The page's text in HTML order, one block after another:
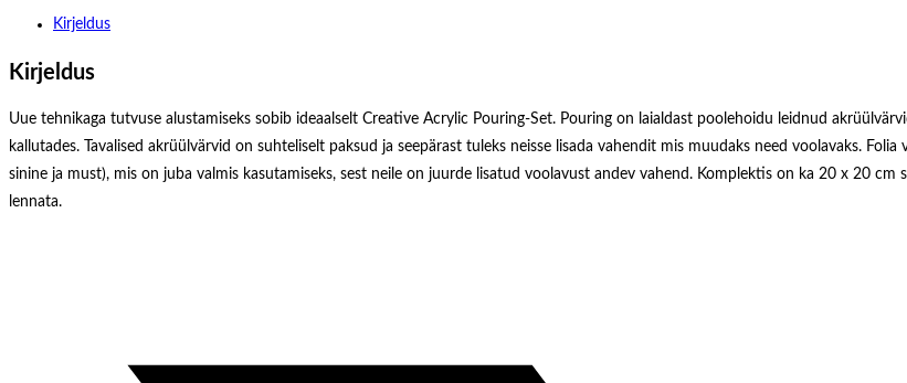
Värvid
Kirjeldus
Kirjeldus
Uue tehnikaga tutvuse alustamiseks sobib ideaalselt Creative Acrylic Pouring-Set. Pouring on laialdast poolehoidu leidnud
kallutades. Tavalised akrüülvärvid on suhteliselt paksud ja seepärast tuleks neisse lisada vahendit mis muudaks need voolavaks.
sinine ja must), mis on juba valmis kasutamiseks, sest neile on juurde lisatud voolavust andev vahend. Komplektis on ka 20 x 20
lennata.